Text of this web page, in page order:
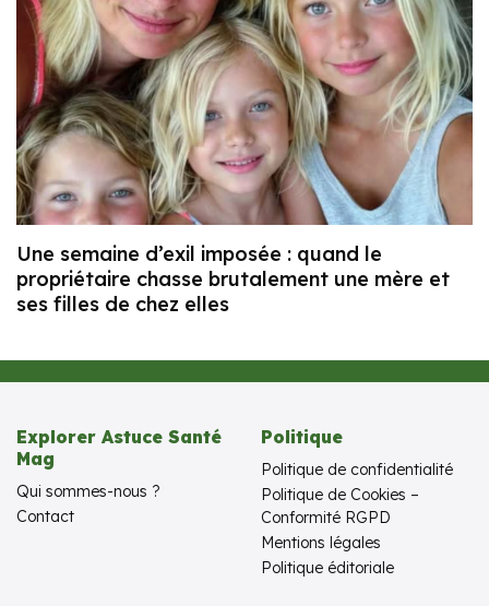
Une semaine d’exil imposée : quand le
propriétaire chasse brutalement une mère et
ses filles de chez elles
Explorer Astuce Santé
Mag
Qui sommes-nous ?
Contact
Politique
Politique de confidentialité
Politique de Cookies –
Conformité RGPD
Mentions légales
Politique éditoriale